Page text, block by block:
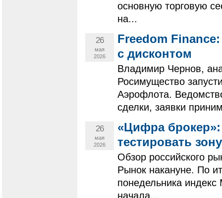
основную торговую
на...
26
мая
2026
Freedom
с дисконтом
Владимир Чернов,
Росимущество
Аэрофлота.
сделки, заявки
26
мая
2026
«Цифра
тестировать
Обзор российского
Рынок накануне. По
понедельника
начала...